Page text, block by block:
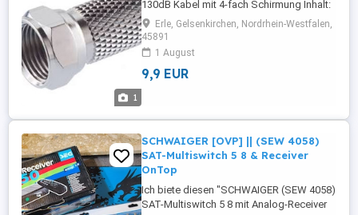
1
130dB Kabel mit 4-fach Schirmung Inhalt:
10 Stück Preis: 9,90EUR _ Impressum
Angaben gemäß § 5 TMG: Für den Inhalt
verantwortlich: Handelsagentur Erol
Worldwide Trade Agency Süleyman Erol
Darler Straße 12 45891 Gelsenkirchen Fon:
Erle, Gelsenkirchen, Nordrhein-Westfalen,
45891
1 August
9,9 EUR
SCHWAIGER [OVP] || (SEW 4058)
SAT-Multiswitch 5 8 & Receiver
OnTop
Ich biete diesen "SCHWAIGER (SEW 4058)
SAT-Multiswitch 5 8 mit Analog-Receiver